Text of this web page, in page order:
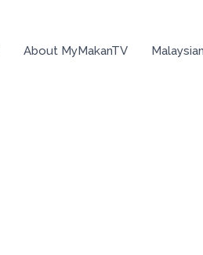
About MyMakanTV